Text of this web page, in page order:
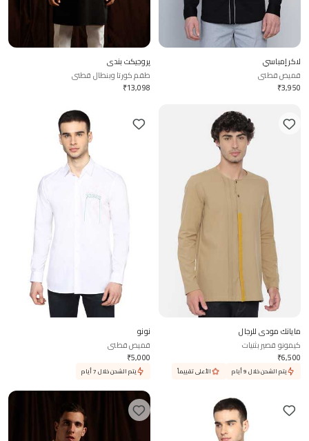
لاكر إمباسي
قميص قطني
₹3,950
پروجيكت بندي
طقم كورتا وبنطال قطني
₹13,098
مايانك مودي للرجال
كيمونو قصير بثنيات
₹6,500
يتم الشحن خلال 9 أيام الأعلى تقييماً
نونو
قميص قطني
₹5,000
يتم الشحن خلال 7 أيام